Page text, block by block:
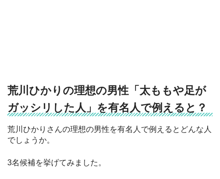
荒川ひかりの理想の男性「太ももや足が
ガッシリした人」を有名人で例えると？
荒川ひかりさんの理想の男性を有名人で例えるとどんな人
でしょうか。
3名候補を挙げてみました。